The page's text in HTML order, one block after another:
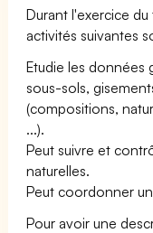
Durant l'exercice du
activités suivantes
Etudie les données
sous-sols,
(compositions,
...).
Peut suivre et
naturelles.
Peut coordonner
Pour avoir une